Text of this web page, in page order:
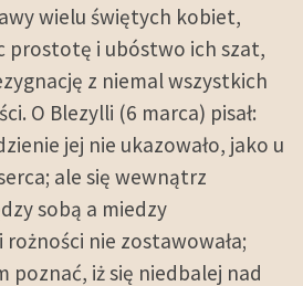
wielu świętych kobiet,
prostotę i ubóstwo ich szat,
z niemal wszystkich
O Blezylli (6 marca) pisał:
jej nie ukazowało, jako u
ale się wewnątrz
sobą a miedzy
rożności nie zostawowała;
poznać, iż się niedbalej nad